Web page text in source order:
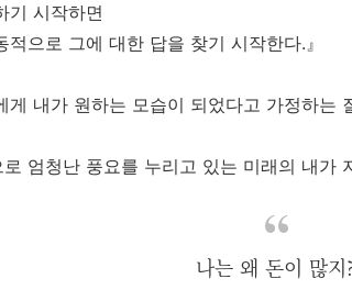
기 시작하면
적으로 그에 대한 답을 찾기 시작한다.』
게 내가 원하는 모습이 되었다고 가정하는
엄청난 풍요를 누리고 있는 미래의 내가
나는 왜 돈이 많지